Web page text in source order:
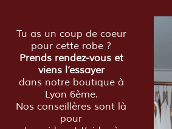
Tu as un coup de coeur
pour cette robe ?
Prends rendez-vous et
viens l’essayer
dans notre boutique à
Lyon 6ème.
Nos conseillères sont là
pour